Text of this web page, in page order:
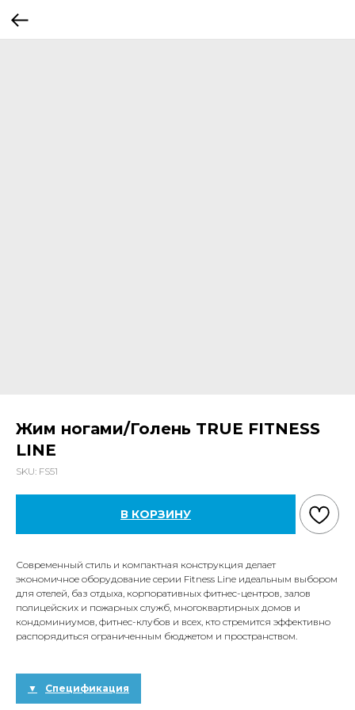
Жим ногами/Голень TRUE FITNESS
LINE
SKU: FS51
В КОРЗИНУ
Современный стиль и компактная конструкция делает
экономичное оборудование серии Fitness Line идеальным выбором
для отелей, баз отдыха, корпоративных фитнес-центров, залов
полицейских и пожарных служб, многоквартирных домов и
кондоминиумов, фитнес-клубов и всех, кто стремится эффективно
распорядиться ограниченным бюджетом и пространством.
Спецификация